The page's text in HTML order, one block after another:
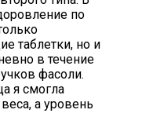
по
таблетки, но и
в течение
фасоли.
я смогла
а уровень